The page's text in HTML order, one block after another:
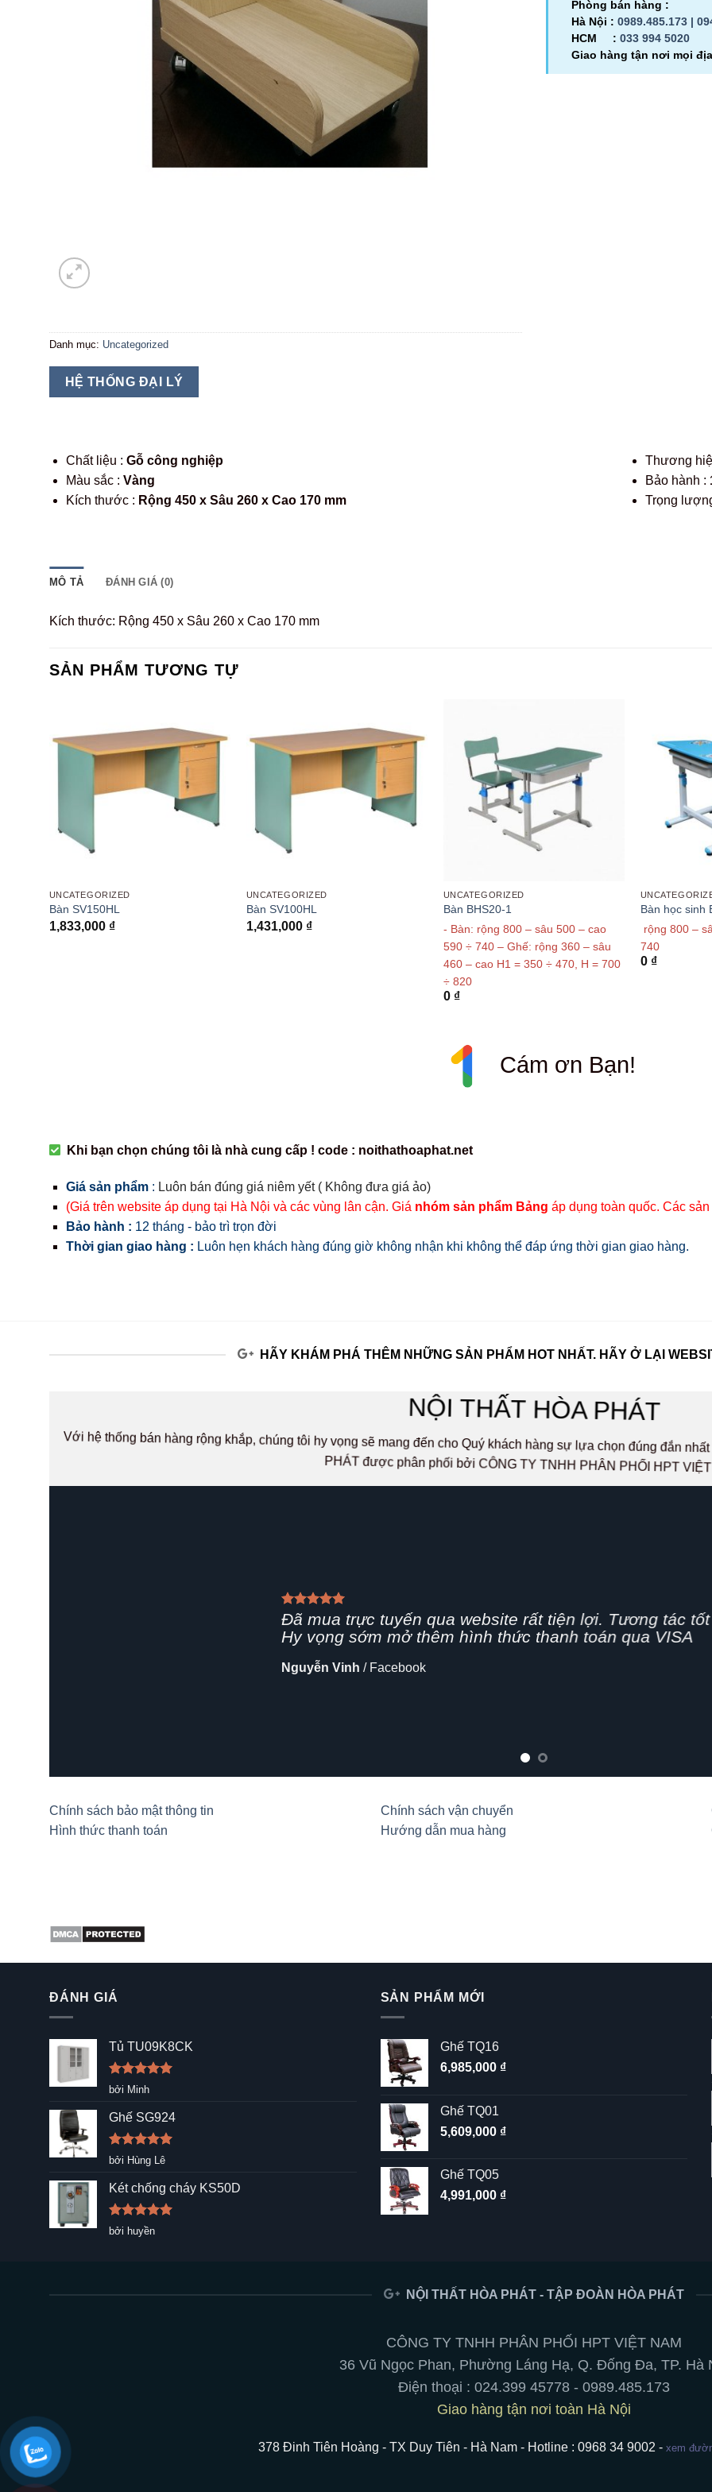
Danh mục: Uncategorized
HỆ THỐNG ĐẠI LÝ
Phòng bán hàng :
Hà Nội : 0989.485.173 |
HCM : 033 994 5020
Giao hàng tận nơi mọi
Chất liệu : Gỗ công nghiệp
Màu sắc : Vàng
Kích thước : Rộng 450 x Sâu 260 x Cao 170 mm
Thương
Bảo hành :
Trọng
MÔ TẢ ĐÁNH GIÁ (0)
Kích thước: Rộng 450 x Sâu 260 x Cao 170 mm
SẢN PHẨM TƯƠNG TỰ
UNCATEGORIZED
Bàn SV150HL
1,833,000 ₫
UNCATEGORIZED
Bàn SV100HL
1,431,000 ₫
UNCATEGORIZED
Bàn BHS20-1
- Bàn: rộng 800 – sâu 500 – cao
590 ÷ 740 – Ghế: rộng 360 – sâu
460 – cao H1 = 350 ÷ 470, H = 700
÷ 820
0 ₫
Bàn học sinh
rộng 800 –
740
0 ₫
Cám ơn Bạn!
Khi bạn chọn chúng tôi là nhà cung cấp ! code : noithathoaphat.net
Giá sản phẩm: Luôn bán đúng giá niêm yết ( Không đưa giá ảo)
(Giá trên website áp dụng tại Hà Nội và các vùng lân cận. Giá nhóm sản phẩm Bảng áp dụng toàn quốc. Các
Bảo hành : 12 tháng - bảo trì trọn đời
Thời gian giao hàng : Luôn hẹn khách hàng đúng giờ không nhận khi không thể đáp ứng thời gian giao hàng.
HÃY KHÁM PHÁ THÊM NHỮNG SẢN PHẨM HOT NHẤT. HÃY Ở LẠI
NỘI THẤT HÒA PHÁT
Với hệ thống bán hàng rộng khắp, chúng tôi hy vọng sẽ mang đến cho Quý khách hàng sự lựa chọn đúng đắn
PHÁT được phân phối bởi CÔNG TY TNHH PHÂN PHỐI HPT
Giao hàng nhanh,
rất chuyên nghiệp, hình thức bán hàng Online đang dần
Shop nên cập nhật thêm tính năng chia sẻ mạng xã hội
Hải Yến / Zalo
Chính sách bảo mật thông tin
Hình thức thanh toán
Chính sách vận chuyển
Hướng dẫn mua hàng
ĐÁNH GIÁ
Tủ TU09K8CK
Được xếp
sao
bởi Minh
Ghế SG924
Được xếp
5
sao
bởi Hùng Lê
Két chống cháy KS50D
Được xếp
hạng5
bởi huyền
SẢN PHẨM MỚI
Ghế TQ16
6,985,000 ₫
Ghế TQ01
5,609,000 ₫
Ghế TQ05
4,991,000 ₫
NỘI THẤT HÒA PHÁT - TẬP ĐOÀN HÒA PHÁT
CÔNG TY TNHH PHÂN PHỐI HPT VIỆT NAM
36 Vũ Ngọc Phan, Phường Láng Hạ, Q. Đống Đa, TP. Hà
Điện thoại : 024.399 45778 - 0989.485.173
Giao hàng tận nơi toàn Hà Nội
378 Đinh Tiên Hoàng - TX Duy Tiên - Hà Nam - Hotline : 0968 34 9002 - xem